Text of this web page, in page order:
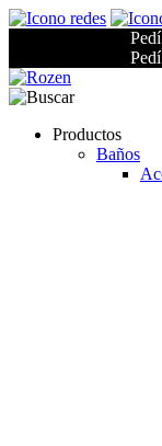
Productos
Baños